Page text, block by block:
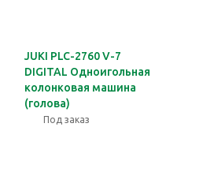
JUKI PLC-2760 V-7
DIGITAL Одноигольная
колонковая машина
(голова)
Под заказ